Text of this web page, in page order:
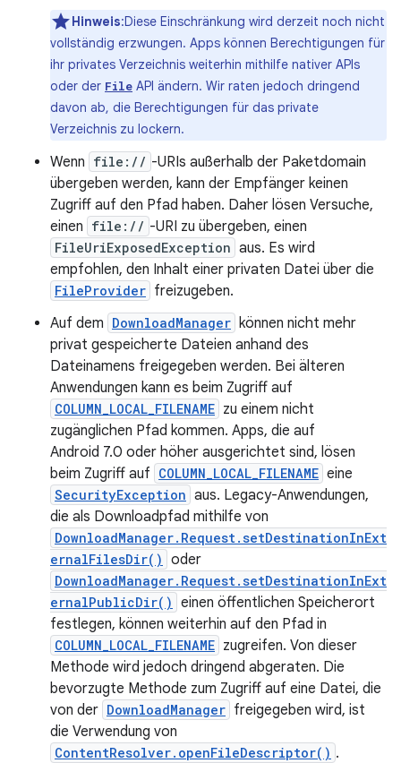
Hinweis:Diese Einschränkung wird derzeit noch nicht
vollständig erzwungen. Apps können Berechtigungen für
ihr privates Verzeichnis weiterhin mithilfe nativer APIs
oder der File API ändern. Wir raten jedoch dringend
davon ab, die Berechtigungen für das private
Verzeichnis zu lockern.
Wenn file:// -URIs außerhalb der Paketdomain
übergeben werden, kann der Empfänger keinen
Zugriff auf den Pfad haben. Daher lösen Versuche,
einen file:// -URI zu übergeben, einen
FileUriExposedException aus. Es wird
empfohlen, den Inhalt einer privaten Datei über die
FileProvider freizugeben.
Auf dem DownloadManager können nicht mehr
privat gespeicherte Dateien anhand des
Dateinamens freigegeben werden. Bei älteren
Anwendungen kann es beim Zugriff auf
COLUMN_LOCAL_FILENAME zu einem nicht
zugänglichen Pfad kommen. Apps, die auf
Android 7.0 oder höher ausgerichtet sind, lösen
beim Zugriff auf COLUMN_LOCAL_FILENAME eine
SecurityException aus. Legacy-Anwendungen,
die als Downloadpfad mithilfe von
DownloadManager.Request.setDestinationInExt
ernalFilesDir() oder
DownloadManager.Request.setDestinationInExt
ernalPublicDir() einen öffentlichen Speicherort
festlegen, können weiterhin auf den Pfad in
COLUMN_LOCAL_FILENAME zugreifen. Von dieser
Methode wird jedoch dringend abgeraten. Die
bevorzugte Methode zum Zugriff auf eine Datei, die
von der DownloadManager freigegeben wird, ist
die Verwendung von
ContentResolver.openFileDescriptor() .